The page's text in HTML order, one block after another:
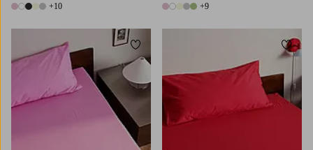
15 värejä
+10
14 värejä
+9
Lisää suosikkeihin Lisää
90120140160180